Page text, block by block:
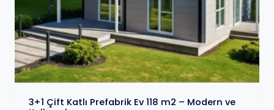
3+1 Çift Katlı Prefabrik Ev 118 m2 – Modern ve